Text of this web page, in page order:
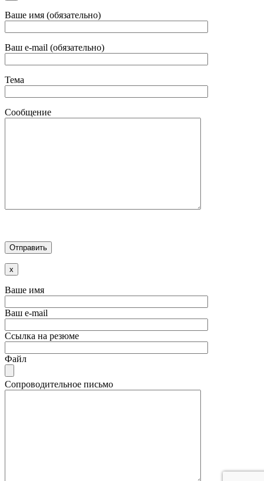
Ваше имя (обязательно)
Ваш e-mail (обязательно)
Тема
Сообщение
x
Ваше имя
Ваш e-mail
Ссылка на резюме
Файл
Сопроводительное письмо